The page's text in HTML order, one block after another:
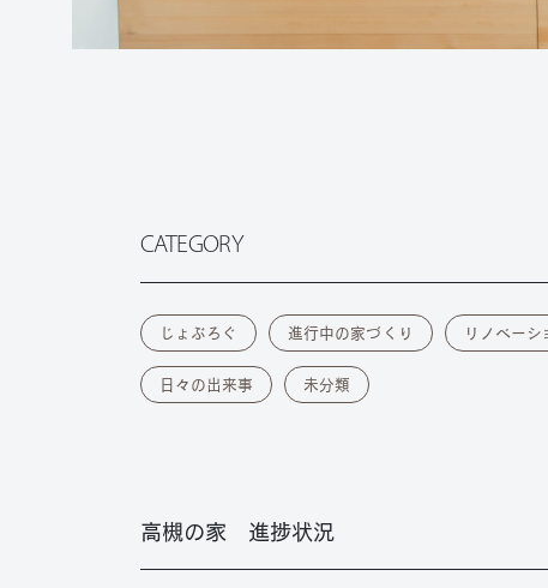
CATEGORY
じょぶろぐ 進行中の家づくり リノベーシ
日々の出来事 未分類
高槻の家 進捗状況